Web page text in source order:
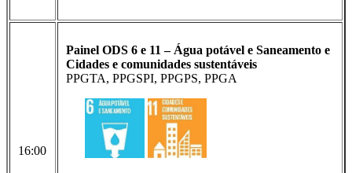
16:00
Painel ODS 6 e 11 – Água potável e Saneamento e
Cidades e comunidades sustentáveis
PPGTA, PPGSPI, PPGPS, PPGA